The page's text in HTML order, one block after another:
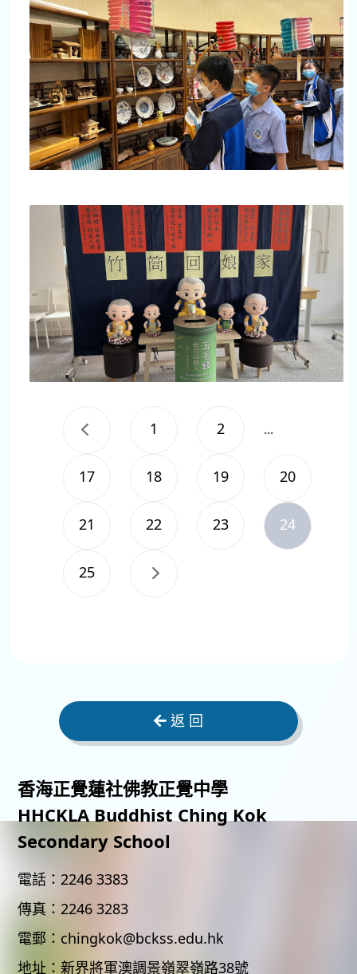
1 2 ...
17 18 19 20
21 22 23 24
25
返 回
香海正覺蓮社佛教正覺中學
HHCKLA Buddhist Ching Kok
Secondary School
電話： 2246 3383
傳真： 2246 3283
電郵： chingkok@bckss.edu.hk
地址： 新界將軍澳調景嶺翠嶺路38號